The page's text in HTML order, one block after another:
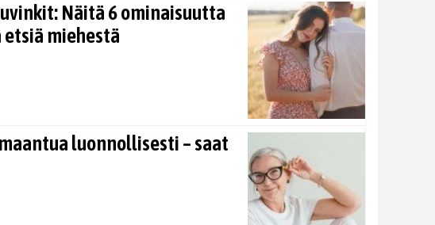
Näitä 6 ominaisuutta
miehestä
luonnollisesti – saat